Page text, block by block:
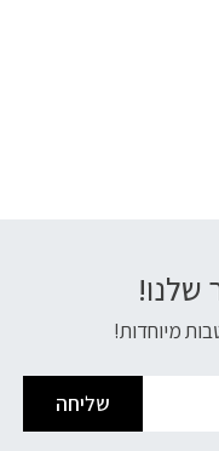
שלנו!
מיוחדות!
שליחה